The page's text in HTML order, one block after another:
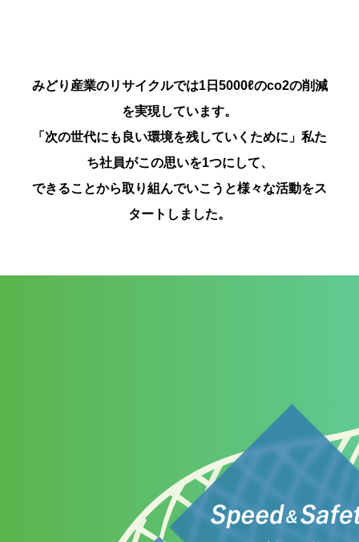
みどり産業のリサイクルでは1日5000ℓのco2の削減
を実現しています。
「次の世代にも良い環境を残していくために」私た
ち社員がこの思いを1つにして、
できることから取り組んでいこうと様々な活動をス
タートしました。